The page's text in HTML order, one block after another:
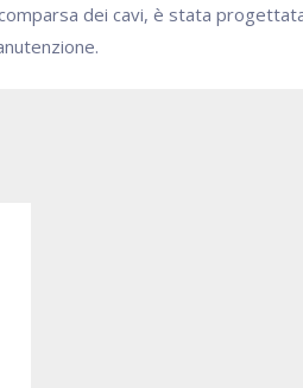
dei cavi, è stata